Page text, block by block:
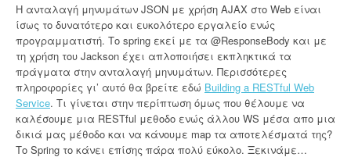
Η ανταλαγή μηνυμάτων JSON με χρήση AJAX στο Web είναι
ίσως το δυνατότερο και ευκολότερο εργαλείο ενώς
προγραμματιστή. Το spring εκεί με τα @ResponseBody και με
τη χρήση του Jackson έχει απλοποιήσει εκπληκτικά τα
πράγματα στην ανταλαγή μηνυμάτων. Περισσότερες
πληροφορίες γι’ αυτό θα βρείτε εδώ Building a RESTful Web
Service. Τι γίνεται στην περίπτωση όμως που θέλουμε να
καλέσουμε μια RESTful μεθοδο ενώς άλλου WS μέσα απο μια
δικιά μας μέθοδο και να κάνουμε map τα αποτελέσματά της?
Το Spring το κάνει επίσης πάρα πολύ εύκολο. Ξεκινάμε…